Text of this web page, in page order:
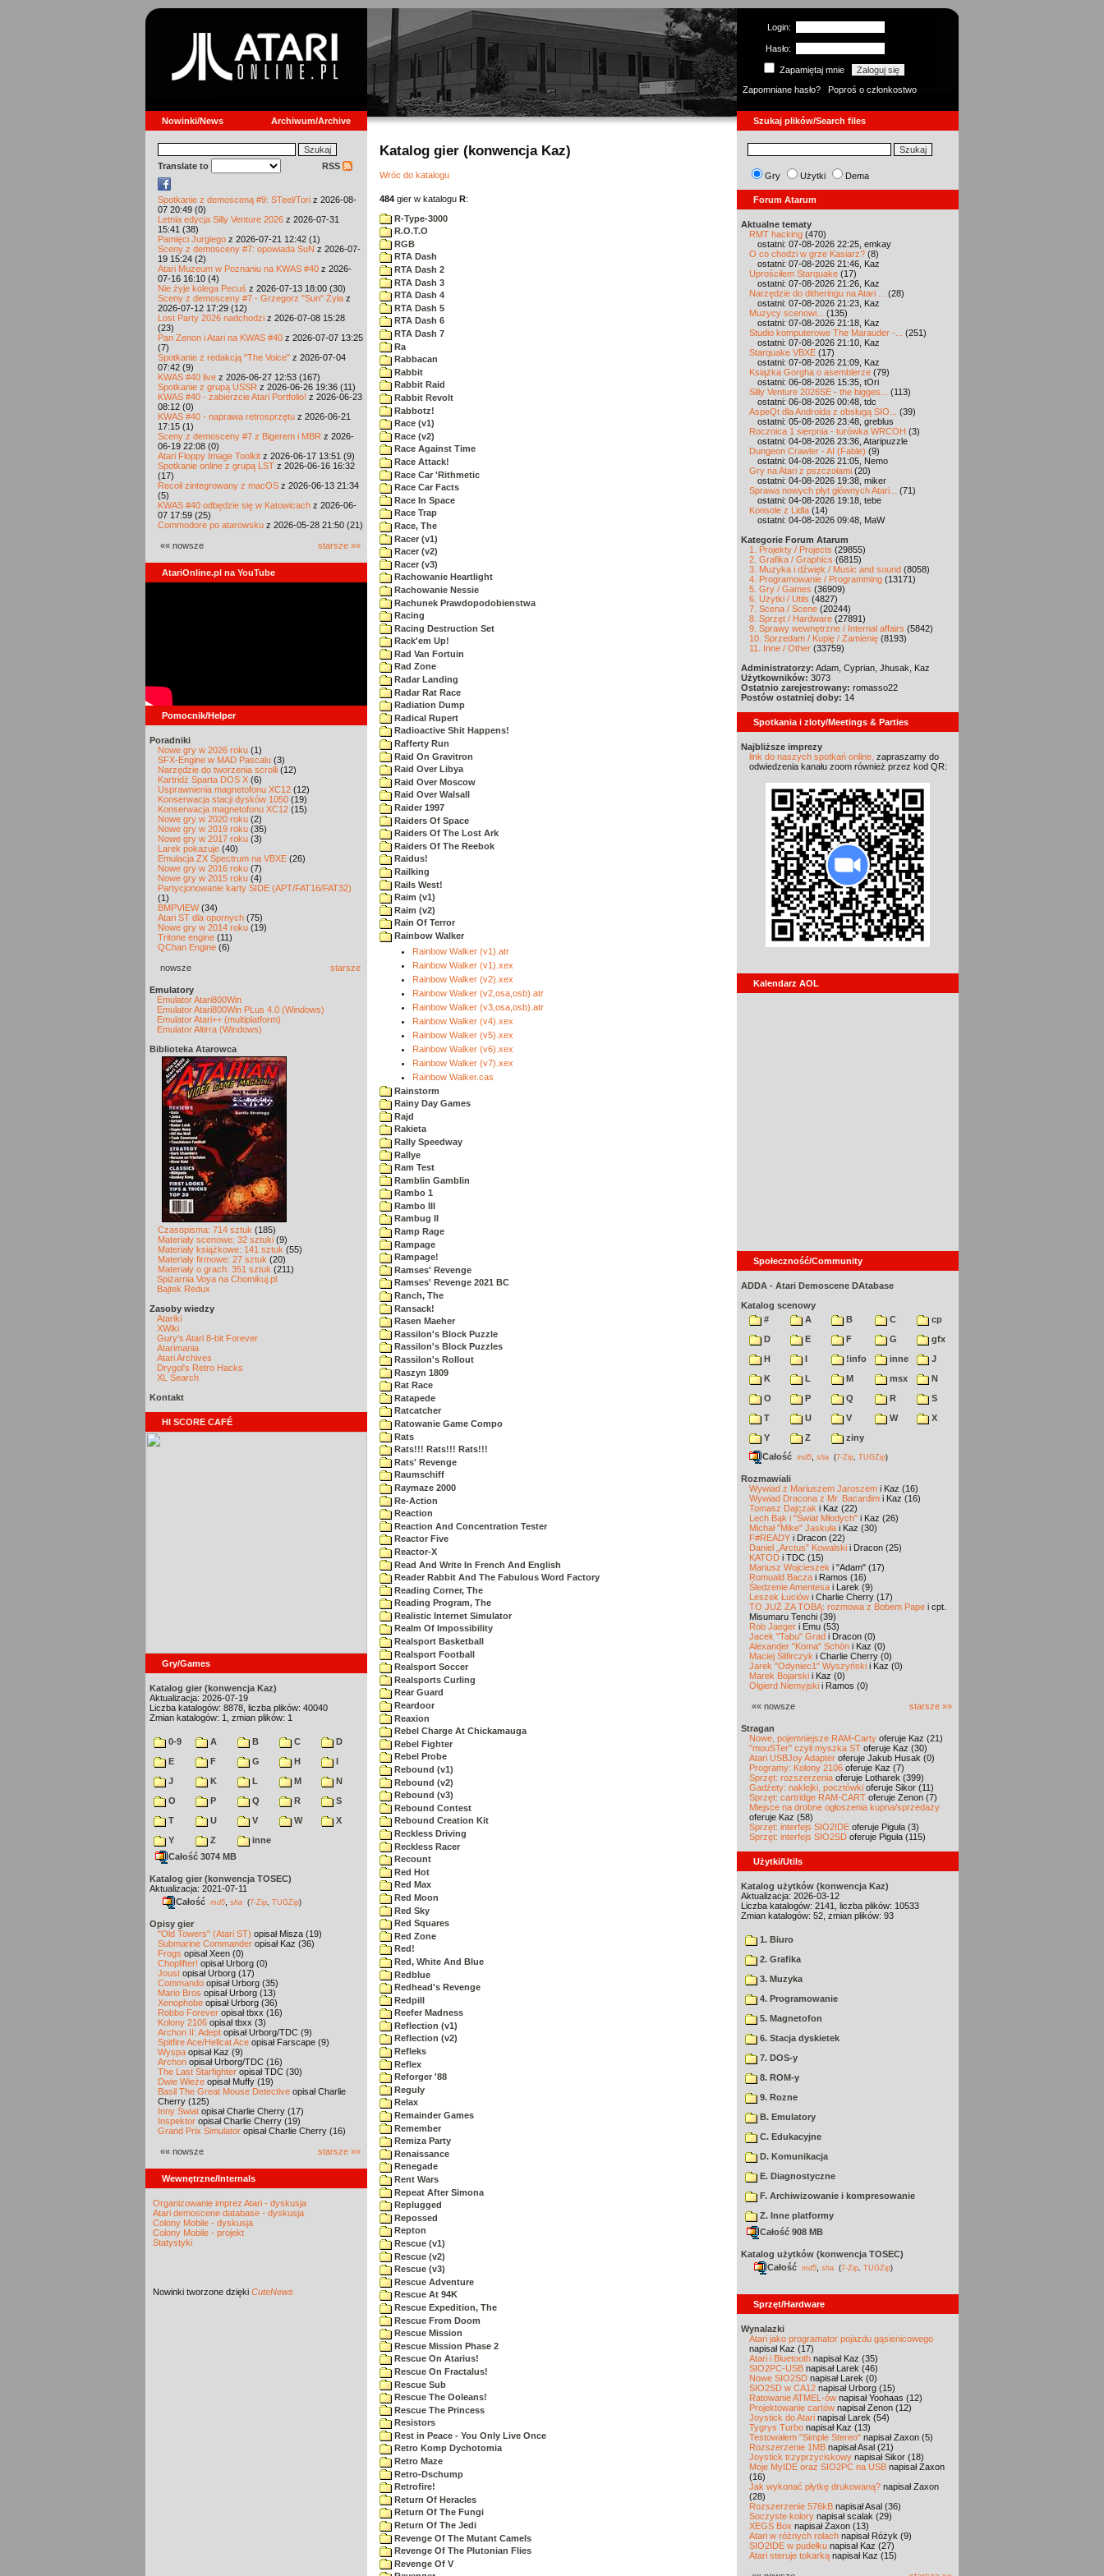
Login:
Hasło:
Zapamiętaj mnie
Zapomniane hasło?
Poproś o członkostwo
Nowinki/News Archiwum/Archive Szukaj plików/Search files
Translate to RSS
Spotkanie z demosceną #9: STeel/Tori z 2026-08-
07 20:49 (0)
Letnia edycja Silly Venture 2026 z 2026-07-31
15:41 (38)
Pamięci Jurgiego z 2026-07-21 12:42 (1)
Sceny z demosceny #7: opowiada SuN z 2026-07-
19 15:24 (2)
Atari Muzeum w Poznaniu na KWAS #40 z 2026-
07-16 16:10 (4)
Nie żyje kolega Pecuś z 2026-07-13 18:00 (30)
Sceny z demosceny #7 - Grzegorz "Sun" Żyła z
2026-07-12 17:29 (12)
Lost Party 2026 nadchodzi z 2026-07-08 15:28
(23)
Pan Zenon i Atari na KWAS #40 z 2026-07-07 13:25
(7)
Spotkanie z redakcją "The Voice" z 2026-07-04
07:42 (9)
KWAS #40 live z 2026-06-27 12:53 (167)
Spotkanie z grupą USSR z 2026-06-26 19:36 (11)
KWAS #40 - zabierzcie Atari Portfolio! z 2026-06-23
08:12 (0)
KWAS #40 - naprawa retrosprzętu z 2026-06-21
17:15 (1)
Sceny z demosceny #7 z Bigerem i MBR z 2026-
06-19 22:08 (0)
Atari Floppy Image Toolkit z 2026-06-17 13:51 (9)
Spotkanie online z grupą LST z 2026-06-16 16:32
(17)
Recoil zintegrowany z macOS z 2026-06-13 21:34
(5)
KWAS #40 odbędzie się w Katowicach z 2026-06-
07 17:59 (25)
Commodore po atarowsku z 2026-05-28 21:50 (21)
«« nowsze starsze »»
AtariOnline.pl na YouTube
Pomocnik/Helper
Poradniki
Nowe gry w 2026 roku (1)
SFX-Engine w MAD Pascalu (3)
Narzędzie do tworzenia scrolli (12)
Kartridż Sparta DOS X (6)
Usprawnienia magnetofonu XC12 (12)
Konserwacja stacji dysków 1050 (19)
Konserwacja magnetofonu XC12 (15)
Nowe gry w 2020 roku (2)
Nowe gry w 2019 roku (35)
Nowe gry w 2017 roku (3)
Larek pokazuje (40)
Emulacja ZX Spectrum na VBXE (26)
Nowe gry w 2016 roku (7)
Nowe gry w 2015 roku (4)
Partycjonowanie karty SIDE (APT/FAT16/FAT32)
(1)
BMPVIEW(34)
Atari ST dla opornych (75)
Nowe gry w 2014 roku (19)
Tritone engine (11)
QChan Engine (6)
nowsze starsze
Emulatory
Emulator Atari800Win
Emulator Atari800Win PLus 4.0 (Windows)
Emulator Atari++ (multiplatform)
Emulator Altirra (Windows)
Biblioteka Atarowca
Czasopisma: 714 sztuk (185)
Materiały scenowe: 32 sztuki (9)
Materiały książkowe: 141 sztuk (55)
Materiały firmowe: 27 sztuk (20)
Materiały o grach: 351 sztuk (211)
Spiżarnia Voya na Chomikuj.pl
Bajtek Redux
Zasoby wiedzy
Atariki
XWiki
Gury's Atari 8-bit Forever
Atarimania
Atari Archives
Drygol's Retro Hacks
XL Search
Kontakt
HI SCORE CAFÉ
Gry/Games
Katalog gier (konwencja Kaz)
Aktualizacja: 2026-07-19
Liczba katalogów: 8878, liczba plików: 40040
Zmian katalogów: 1, zmian plików: 1
0-9 A B C
D
E
F G H
I
J
K L M
N
O
P Q R
S
T
U V W
X
Y
Z
inne
Całość 3074 MB
Katalog gier (konwencja TOSEC)
Aktualizacja: 2021-07-11
Całość md5 sha (7-Zip TUGZip)
Opisy gier
"Old Towers" (Atari ST) opisał Misza (19)
Submarine Commander opisał Kaz (36)
Frogs opisał Xeen (0)
Choplifter! opisał Urborg (0)
Joust opisał Urborg (17)
Commando opisał Urborg (35)
Mario Bros opisał Urborg (13)
Xenophobe opisał Urborg (36)
Robbo Forever opisał tbxx (16)
Kolony 2106 opisał tbxx (3)
Archon II: Adept opisał Urborg/TDC (9)
Spitfire Ace/Hellcat Ace opisał Farscape (9)
Wyspa opisał Kaz (9)
Archon opisał Urborg/TDC (16)
The Last Starfighter opisał TDC (30)
Dwie Wieże opisał Muffy (19)
Basil The Great Mouse Detective opisał Charlie
Cherry (125)
Inny Świat opisał Charlie Cherry (17)
Inspektor opisał Charlie Cherry (19)
Grand Prix Simulator opisał Charlie Cherry (16)
«« nowsze starsze »»
Wewnętrzne/Internals
Organizowanie imprez Atari - dyskusja
Atari demoscene database - dyskusja
Colony Mobile - dyskusja
Colony Mobile - projekt
Statystyki
Nowinki tworzone dzięki CuteNews
Katalog gier (konwencja Kaz)
Wróc do katalogu
484 gier w katalogu R:
R-Type-3000
R.O.T.O
RGB
RTA Dash
RTA Dash 2
RTA Dash 3
RTA Dash 4
RTA Dash 5
RTA Dash 6
RTA Dash 7
Ra
Rabbacan
Rabbit
Rabbit Raid
Rabbit Revolt
Rabbotz!
Race (v1)
Race (v2)
Race Against Time
Race Attack!
Race Car 'Rithmetic
Race Car Facts
Race In Space
Race Trap
Race, The
Racer (v1)
Racer (v2)
Racer (v3)
Rachowanie Heartlight
Rachowanie Nessie
Rachunek Prawdopodobienstwa
Racing
Racing Destruction Set
Rack'em Up!
Rad Van Fortuin
Rad Zone
Radar Landing
Radar Rat Race
Radiation Dump
Radical Rupert
Radioactive Shit Happens!
Rafferty Run
Raid On Gravitron
Raid Over Libya
Raid Over Moscow
Raid Over Walsall
Raider 1997
Raiders Of Space
Raiders Of The Lost Ark
Raiders Of The Reebok
Raidus!
Railking
Rails West!
Raim (v1)
Raim (v2)
Rain Of Terror
Rainbow Walker
Rainbow Walker (v1).atr
Rainbow Walker (v1).xex
Rainbow Walker (v2).xex
Rainbow Walker (v2,osa,osb).atr
Rainbow Walker (v3,osa,osb).atr
Rainbow Walker (v4).xex
Rainbow Walker (v5).xex
Rainbow Walker (v6).xex
Rainbow Walker (v7).xex
Rainbow Walker.cas
Rainstorm
Rainy Day Games
Rajd
Rakieta
Rally Speedway
Rallye
Ram Test
Ramblin Gamblin
Rambo 1
Rambo III
Rambug II
Ramp Rage
Rampage
Rampage!
Ramses' Revenge
Ramses' Revenge 2021 BC
Ranch, The
Ransack!
Rasen Maeher
Rassilon's Block Puzzle
Rassilon's Block Puzzles
Rassilon's Rollout
Raszyn 1809
Rat Race
Ratapede
Ratcatcher
Ratowanie Game Compo
Rats
Rats!!! Rats!!! Rats!!!
Rats' Revenge
Raumschiff
Raymaze 2000
Re-Action
Reaction
Reaction And Concentration Tester
Reactor Five
Reactor-X
Read And Write In French And English
Reader Rabbit And The Fabulous Word Factory
Reading Corner, The
Reading Program, The
Realistic Internet Simulator
Realm Of Impossibility
Realsport Basketball
Realsport Football
Realsport Soccer
Realsports Curling
Rear Guard
Reardoor
Reaxion
Rebel Charge At Chickamauga
Rebel Fighter
Rebel Probe
Rebound (v1)
Rebound (v2)
Rebound (v3)
Rebound Contest
Rebound Creation Kit
Reckless Driving
Reckless Racer
Recount
Red Hot
Red Max
Red Moon
Red Sky
Red Squares
Red Zone
Red!
Red, White And Blue
Redblue
Redhead's Revenge
Redpill
Reefer Madness
Reflection (v1)
Reflection (v2)
Refleks
Reflex
Reforger '88
Reguly
Relax
Remainder Games
Remember
Remiza Party
Renaissance
Renegade
Rent Wars
Repeat After Simona
Replugged
Repossed
Repton
Rescue (v1)
Rescue (v2)
Rescue (v3)
Rescue Adventure
Rescue At 94K
Rescue Expedition, The
Rescue From Doom
Rescue Mission
Rescue Mission Phase 2
Rescue On Atarius!
Rescue On Fractalus!
Rescue Sub
Rescue The Ooleans!
Rescue The Princess
Resistors
Rest in Peace - You Only Live Once
Retro Komp Dychotomia
Retro Maze
Retro-Dschump
Retrofire!
Return Of Heracles
Return Of The Fungi
Return Of The Jedi
Revenge Of The Mutant Camels
Revenge Of The Plutonian Flies
Revenge Of V
Gry Użytki Dema
Forum Atarum
Aktualne tematy
RMT hacking (470)
ostatni: 07-08-2026 22:25, emkay
O co chodzi w grze Kasiarz? (8)
ostatni: 07-08-2026 21:46, Kaz
Uprościłem Starquake (17)
ostatni: 07-08-2026 21:26, Kaz
Narzędzie do ditheringu na Atari ...
(28)
ostatni: 07-08-2026 21:23, Kaz
Muzycy scenowi...
(135)
ostatni: 07-08-2026 21:18, Kaz
Studio komputerowe The Marauder -...
(251)
ostatni: 07-08-2026 21:10, Kaz
Starquake VBXE (17)
ostatni: 07-08-2026 21:09, Kaz
Książka Gorgha o asemblerze (79)
ostatni: 06-08-2026 15:35, tOri
Silly Venture 2026SE - the bigges...
(113)
ostatni: 06-08-2026 00:48, tdc
AspeQt dla Androida z obsługą SIO...
(39)
ostatni: 05-08-2026 23:48, greblus
Rocznica 1 sierpnia - turówka WRCOH (3)
ostatni: 04-08-2026 23:36, Ataripuzzle
Dungeon Crawler - AI (Fable) (9)
ostatni: 04-08-2026 21:05, Nemo
Gry na Atari z pszczołami (20)
ostatni: 04-08-2026 19:38, miker
Sprawa nowych płyt głównych Atari...
(71)
ostatni: 04-08-2026 19:18, tebe
Konsole z Lidla (14)
ostatni: 04-08-2026 09:48, MaW
Kategorie Forum Atarum
1. Projekty / Projects (29855)
2. Grafika / Graphics (6815)
3. Muzyka i dźwięk / Music and sound (8058)
4. Programowanie / Programming (13171)
5. Gry / Games (36909)
6. Użytki / Utils (4827)
7. Scena / Scene (20244)
8. Sprzęt / Hardware (27891)
9. Sprawy wewnętrzne / Internal affairs (5842)
10. Sprzedam / Kupię / Zamienię (8193)
11. Inne / Other (33759)
Administratorzy: Adam, Cyprian, Jhusak, Kaz
Użytkowników: 3073
Ostatnio zarejestrowany: romasso22
Postów ostatniej doby: 14
Spotkania i zloty/Meetings & Parties
Najbliższe imprezy
link do naszych spotkań online, zapraszamy do
odwiedzenia kanału zoom również przez kod QR:
Kalendarz AOL
Społeczność/Community
ADDA - Atari Demoscene DAtabase
Katalog scenowy
#
A B C
cp
D
E F G
gfx
H
I !info inne
J
K
L M msx
N
O
P Q R
S
T
U V W
X
Y
Z
ziny
Całość md5 sha (7-Zip TUGZip)
Rozmawiali
Wywiad z Mariuszem Jaroszem i Kaz (16)
Wywiad Dracona z Mr. Bacardim i Kaz (16)
Tomasz Dajczak i Kaz (22)
Lech Bąk i "Świat Młodych" i Kaz (26)
Michał "Mike" Jaskuła i Kaz (30)
F#READY i Dracon (22)
Daniel „Arctus” Kowalski i Dracon (25)
KATOD i TDC (15)
Mariusz Wojcieszek i "Adam" (17)
Romuald Bacza i Ramos (16)
Śledzenie Amentesa i Larek (9)
Leszek Łuciów i Charlie Cherry (17)
TO JUŻ ZA TOBĄ: rozmowa z Bobem Pape i cpt.
Misumaru Tenchi (39)
Rob Jaeger i Emu (53)
Jacek "Tabu" Grad i Dracon (0)
Alexander "Koma" Schön i Kaz (0)
Maciej Ślifirczyk i Charlie Cherry (0)
Jarek "Odyniec1" Wyszyński i Kaz (0)
Marek Bojarski i Kaz (0)
Olgierd Niemyjski i Ramos (0)
«« nowsze starsze »»
Stragan
Nowe, pojemniejsze RAM-Carty oferuje Kaz (21)
"mouSTer" czyli myszka ST oferuje Kaz (30)
Atari USBJoy Adapter oferuje Jakub Husak (0)
Programy: Kolony 2106 oferuje Kaz (7)
Sprzęt: rozszerzenia oferuje Lotharek (399)
Gadżety: naklejki, pocztówki oferuje Sikor (11)
Sprzęt: cartridge RAM-CART oferuje Zenon (7)
Miejsce na drobne ogłoszenia kupna/sprzedaży
oferuje Kaz (58)
Sprzęt: interfejs SIO2IDE oferuje Piguła (3)
Sprzęt: interfejs SIO2SD oferuje Piguła (115)
Użytki/Utils
Katalog użytków (konwencja Kaz)
Aktualizacja: 2026-03-12
Liczba katalogów: 2141, liczba plików: 10533
Zmian katalogów: 52, zmian plików: 93
1. Biuro
2. Grafika
3. Muzyka
4. Programowanie
5. Magnetofon
6. Stacja dyskietek
7. DOS-y
8. ROM-y
9. Rozne
B. Emulatory
C. Edukacyjne
D. Komunikacja
E. Diagnostyczne
F. Archiwizowanie i kompresowanie
Z. Inne platformy
Całość 908 MB
Katalog użytków (konwencja TOSEC)
Całość md5 sha (7-Zip TUGZip)
Sprzęt/Hardware
Wynalazki
Atari jako programator pojazdu gąsienicowego
napisał Kaz (17)
Atari i Bluetooth napisał Kaz (35)
SIO2PC-USB napisał Larek (46)
Nowe SIO2SD napisał Larek (0)
SIO2SD w CA12 napisał Urborg (15)
Ratowanie ATMEL-ów napisał Yoohaas (12)
Projektowanie cartów napisał Zenon (12)
Joystick do Atari napisał Larek (54)
Tygrys Turbo napisał Kaz (13)
Testowałem "Simple Stereo" napisał Zaxon (5)
Rozszerzenie 1MB napisał Asal (21)
Joystick trzyprzyciskowy napisał Sikor (18)
Moje MyIDE oraz SIO2PC na USB napisał Zaxon
(16)
Jak wykonać płytkę drukowaną? napisał Zaxon
(28)
Rozszerzenie 576kB napisał Asal (36)
Soczyste kolory napisał scalak (29)
XEGS Box napisał Zaxon (13)
Atari w różnych rolach napisał Różyk (9)
SIO2IDE w pudełku napisał Kaz (27)
Atari steruje tokarką napisał Kaz (15)